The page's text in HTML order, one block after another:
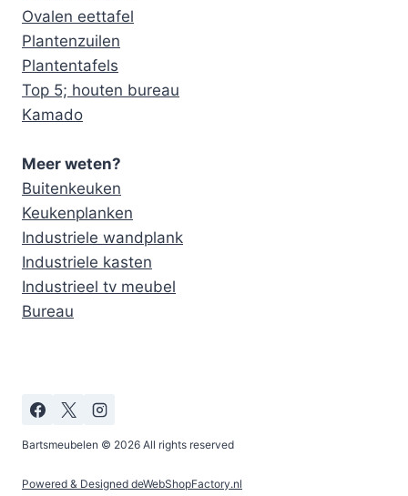
Ovalen eettafel
Plantenzuilen
Plantentafels
Top 5; houten bureau
Kamado
Meer weten?
Buitenkeuken
Keukenplanken
Industriele wandplank
Industriele kasten
Industrieel tv meubel
Bureau
Bartsmeubelen © 2026 All rights reserved
Powered & Designed deWebShopFactory.nl